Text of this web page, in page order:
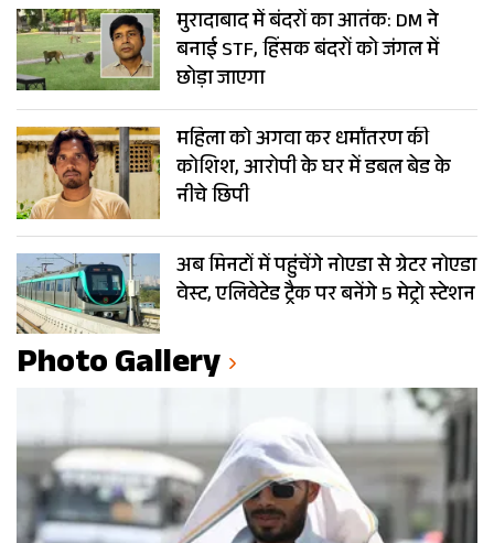
मुरादाबाद में बंदरों का आतंक: DM ने
बनाई STF, हिंसक बंदरों को जंगल में
छोड़ा जाएगा
महिला को अगवा कर धर्मांतरण की
कोशिश, आरोपी के घर में डबल बेड के
नीचे छिपी
अब मिनटों में पहुंचेंगे नोएडा से ग्रेटर नोएडा
वेस्ट, एलिवेटेड ट्रैक पर बनेंगे 5 मेट्रो स्टेशन
Photo Gallery